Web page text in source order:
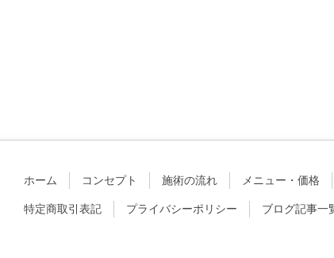
ホーム コンセプト 施術の流れ メニュー・価格
特定商取引表記 プライバシーポリシー ブログ記事一